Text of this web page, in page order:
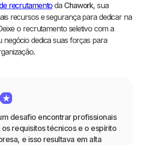
recrutamento da Chawork, sua
recursos e segurança para dedicar na
o recrutamento seletivo com a
negócio dedica suas forças para
desafio encontrar profissionais
requisitos técnicos e o espírito
e isso resultava em alta